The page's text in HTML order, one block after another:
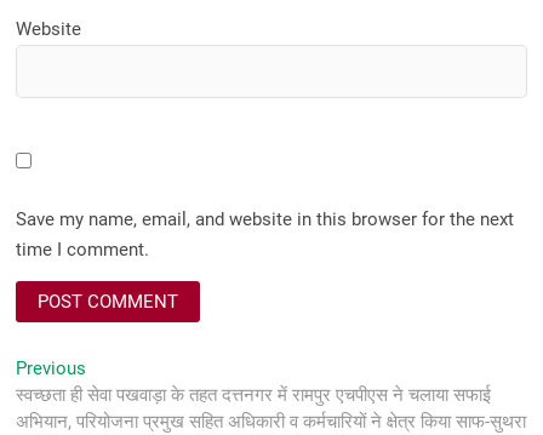
Website
Save my name, email, and website in this browser for the next
time I comment.
Post
navigation
Previous
post:
स्वच्छता ही सेवा पखवाड़ा के तहत दत्तनगर में रामपुर एचपीएस ने चलाया सफाई
अभियान, परियोजना प्रमुख सहित अधिकारी व कर्मचारियों ने क्षेत्र किया साफ-सुथरा